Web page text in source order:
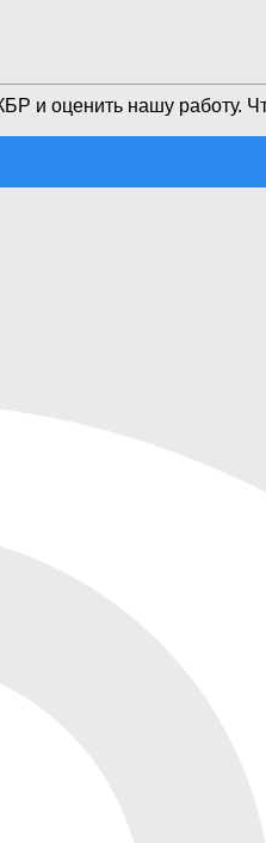
и оценить нашу работу.